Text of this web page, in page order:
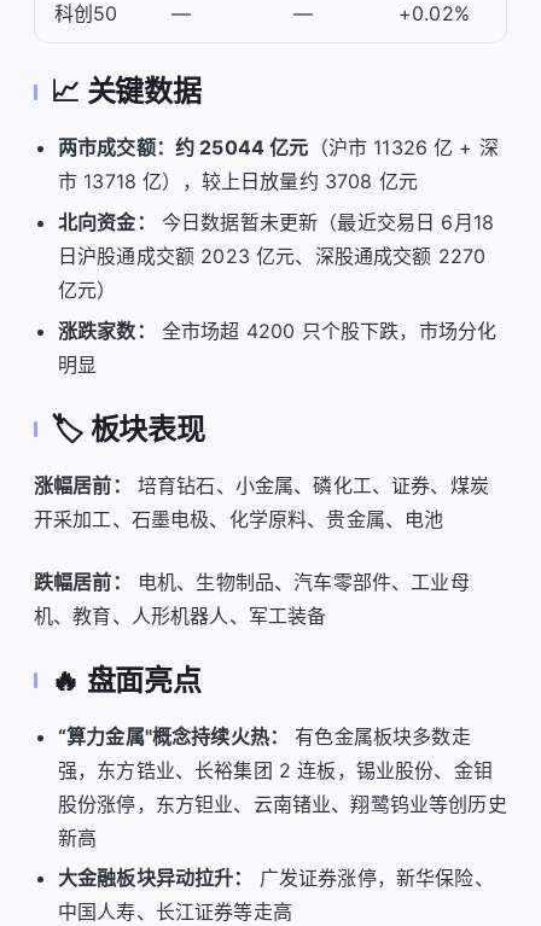
科创50 — — +0.02%
📈 关键数据
两市成交额：约 25044 亿元 （沪市 11326 亿 + 深
市 13718 亿），较上日放量约 3708 亿元
北向资金：
今日数据暂未更新（最近交易日 6月18
日沪股通成交额 2023 亿元、深股通成交额 2270
亿元）
涨跌家数：
全市场超 4200 只个股下跌，市场分化
明显
🏷️ 板块表现
涨幅居前：
培育钻石、小金属、磷化工、证券、煤炭
开采加工、石墨电极、化学原料、贵金属、电池
跌幅居前：
电机、生物制品、汽车零部件、工业母
机、教育、人形机器人、军工装备
🔥 盘面亮点
“算力金属"概念持续火热：
有色金属板块多数走
强，东方锆业、长裕集团 2 连板，锡业股份、金钼
股份涨停，东方钽业、云南锗业、翔鹭钨业等创历史
新高
大金融板块异动拉升：
广发证券涨停，新华保险、
中国人寿、长江证券等走高